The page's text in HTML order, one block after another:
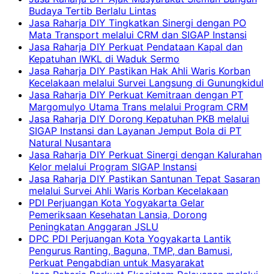
Budaya Tertib Berlalu Lintas
Jasa Raharja DIY Tingkatkan Sinergi dengan PO
Mata Transport melalui CRM dan SIGAP Instansi
Jasa Raharja DIY Perkuat Pendataan Kapal dan
Kepatuhan IWKL di Waduk Sermo
Jasa Raharja DIY Pastikan Hak Ahli Waris Korban
Kecelakaan melalui Survei Langsung di Gunungkidul
Jasa Raharja DIY Perkuat Kemitraan dengan PT
Margomulyo Utama Trans melalui Program CRM
Jasa Raharja DIY Dorong Kepatuhan PKB melalui
SIGAP Instansi dan Layanan Jemput Bola di PT
Natural Nusantara
Jasa Raharja DIY Perkuat Sinergi dengan Kalurahan
Kelor melalui Program SIGAP Instansi
Jasa Raharja DIY Pastikan Santunan Tepat Sasaran
melalui Survei Ahli Waris Korban Kecelakaan
PDI Perjuangan Kota Yogyakarta Gelar
Pemeriksaan Kesehatan Lansia, Dorong
Peningkatan Anggaran JSLU
DPC PDI Perjuangan Kota Yogyakarta Lantik
Pengurus Ranting, Baguna, TMP, dan Bamusi,
Perkuat Pengabdian untuk Masyarakat